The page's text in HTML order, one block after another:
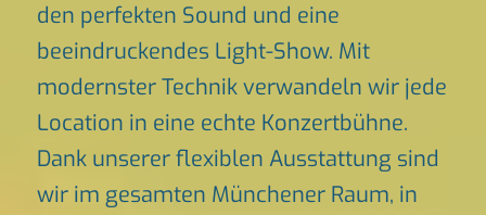
den perfekten Sound und eine
beeindruckendes Light-Show. Mit
modernster Technik verwandeln wir jede
Location in eine echte Konzertbühne.
Dank unserer flexiblen Ausstattung sind
wir im gesamten Münchener Raum, in